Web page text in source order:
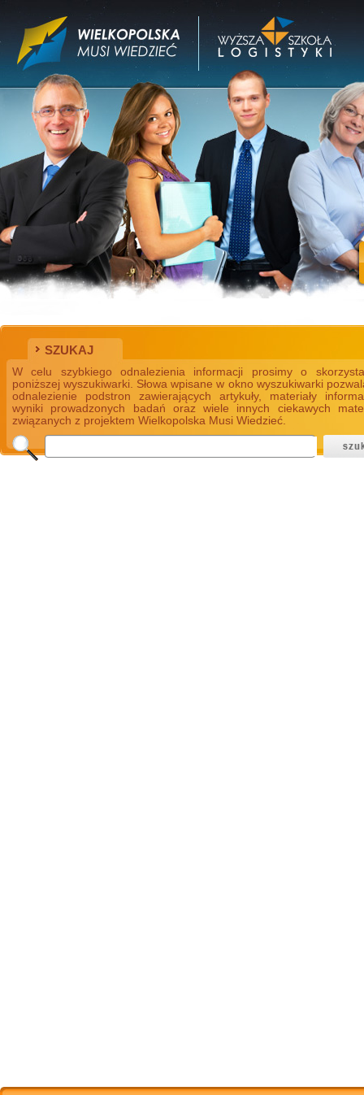
SZUKAJ
W celu szybkiego odnalezienia informacji prosimy o
poniższej wyszukiwarki. Słowa wpisane w okno wyszukiwarki
odnalezienie podstron zawierających artykuły, materiały
wyniki prowadzonych badań oraz wiele innych ciekawych
związanych z projektem Wielkopolska Musi Wiedzieć.